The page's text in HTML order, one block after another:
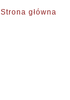
Strona główna